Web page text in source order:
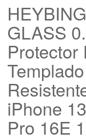
GLASS
Protector
iPhone
Pro 16E